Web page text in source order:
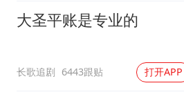
大圣平账是专业的
长歌追剧 6443跟贴 打开APP